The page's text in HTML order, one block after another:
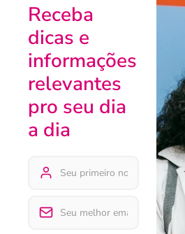
Receba
dicas e
informações
relevantes
pro seu dia
a dia